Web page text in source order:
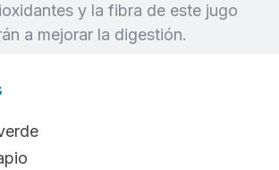
y la fibra de este jugo
a mejorar la digestión.